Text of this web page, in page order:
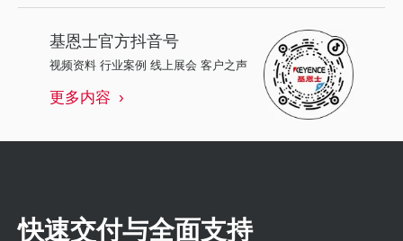
基恩士官方抖音号
视频资料 行业案例 线上展会 客户之声
更多内容
快速交付与全面支持